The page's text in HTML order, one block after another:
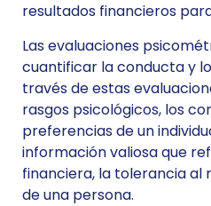
resultados financieros
Las evaluaciones
cuantificar la conducta y
través de estas
rasgos psicológicos, los
preferencias de un
información valiosa que
financiera, la tolerancia al
de una persona.